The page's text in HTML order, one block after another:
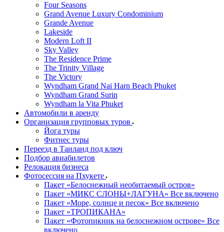
Four Seasons
Grand Avenue Luxury Condominium
Grande Avenue
Lakeside
Modern Loft II
Sky Valley
The Residence Prime
The Trinity Village
The Victory
Wyndham Grand Nai Harn Beach Phuket
Wyndham Grand Surin
Wyndham la Vita Phuket
Автомобили в аренду
Организация групповых туров
Йога туры
Фитнес туры
Переезд в Таиланд под ключ
Подбор авиабилетов
Релокация бизнеса
Фотоcессия на Пхукете
Пакет «Белоснежный необитаемый остров»
Пакет «МИКС СЛОНЫ+ЛАГУНА» Все включено
Пакет «Море, солнце и песок» Все включено
Пакет «ТРОПИКАНА»
Пакет «Фотопикник на белоснежном острове» Все
включено